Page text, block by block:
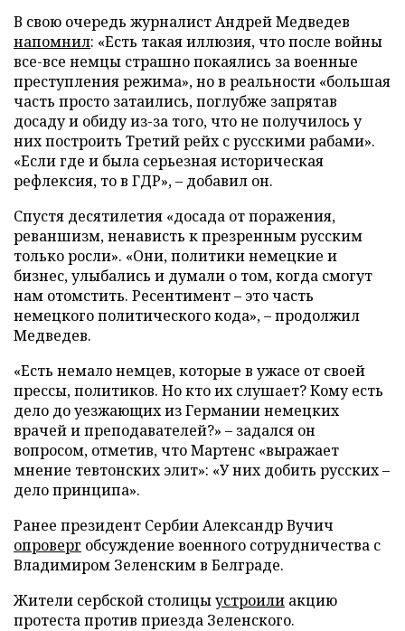
В свою очередь журналист Андрей Медведев
напомнил: «Есть такая иллюзия, что после войны
все-все немцы страшно покаялись за военные
преступления режима», но в реальности «большая
часть просто затаились, поглубже запрятав
досаду и обиду из-за того, что не получилось у
них построить Третий рейх с русскими рабами».
«Если где и была серьезная историческая
рефлексия, то в ГДР», – добавил он.
Спустя десятилетия «досада от поражения,
реваншизм, ненависть к презренным русским
только росли». «Они, политики немецкие и
бизнес, улыбались и думали о том, когда смогут
нам отомстить. Ресентимент – это часть
немецкого политического кода», – продолжил
Медведев.
«Есть немало немцев, которые в ужасе от своей
прессы, политиков. Но кто их слушает? Кому есть
дело до уезжающих из Германии немецких
врачей и преподавателей?» – задался он
вопросом, отметив, что Мартенс «выражает
мнение тевтонских элит»: «У них добить русских –
дело принципа».
Ранее президент Сербии Александр Вучич
опроверг обсуждение военного сотрудничества с
Владимиром Зеленским в Белграде.
Жители сербской столицыустроили акцию
протеста против приезда Зеленского.